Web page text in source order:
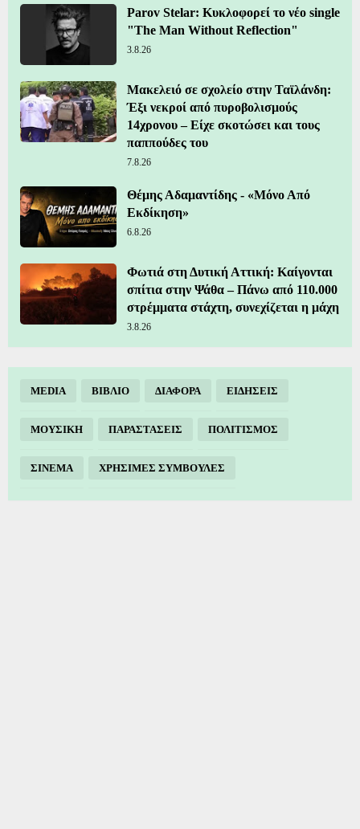
Parov Stelar: Κυκλοφορεί το νέο single
"The Man Without Reflection"
3.8.26
Μακελειό σε σχολείο στην Ταϊλάνδη:
Έξι νεκροί από πυροβολισμούς
14χρονου – Είχε σκοτώσει και τους
παππούδες του
7.8.26
Θέμης Αδαμαντίδης - «Μόνο Από
Εκδίκηση»
6.8.26
Φωτιά στη Δυτική Αττική: Καίγονται
σπίτια στην Ψάθα – Πάνω από 110.000
στρέμματα στάχτη, συνεχίζεται η μάχη
3.8.26
MEDIA ΒΙΒΛΙΟ ΔΙΑΦΟΡΑ ΕΙΔΗΣΕΙΣ
ΜΟΥΣΙΚΗ ΠΑΡΑΣΤΑΣΕΙΣ ΠΟΛΙΤΙΣΜΟΣ
ΣΙΝΕΜΑ ΧΡΗΣΙΜΕΣ ΣΥΜΒΟΥΛΕΣ